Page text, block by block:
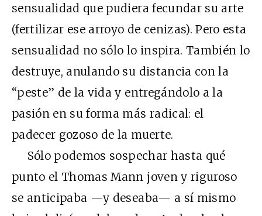
sensualidad que pudiera fecundar su arte
(fertilizar ese arroyo de cenizas). Pero esta
sensualidad no sólo lo inspira. También lo
destruye, anulando su distancia con la
“peste” de la vida y entregándolo a la
pasión en su forma más radical: el
padecer gozoso de la muerte.
Sólo podemos sospechar hasta qué
punto el Thomas Mann joven y riguroso
se anticipaba —y deseaba— a sí mismo